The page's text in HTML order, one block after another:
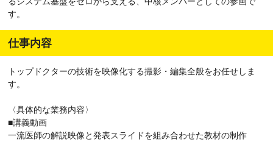
す。
仕事内容
トップドクターの技術を映像化する撮影・編集全般をお任せしま
す。
〈具体的な業務内容〉
■講義動画
一流医師の解説映像と発表スライドを組み合わせた教材の制作